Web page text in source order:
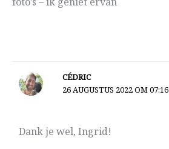
CÉDRIC
26 AUGUSTUS 2022 OM 07:16
Dank je wel, Ingrid!